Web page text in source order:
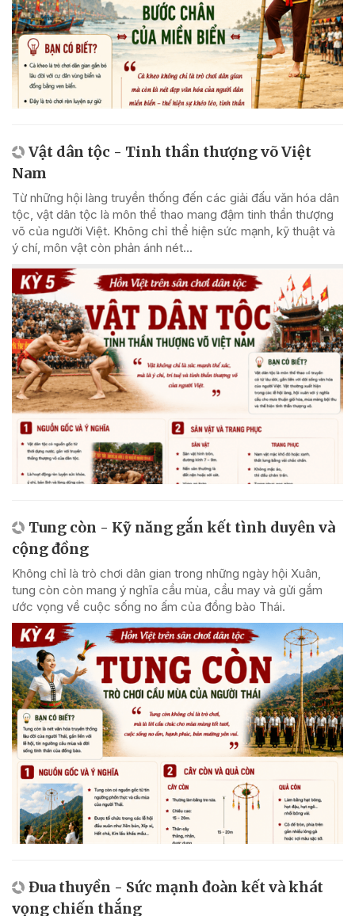
Vật dân tộc - Tinh thần thượng võ Việt
Nam
Từ những hội làng truyền thống đến các giải đấu văn hóa dân
tộc, vật dân tộc là môn thể thao mang đậm tinh thần thượng
võ của người Việt. Không chỉ thể hiện sức mạnh, kỹ thuật và
ý chí, môn vật còn phản ánh nét...
Tung còn - Kỹ năng gắn kết tình duyên và
cộng đồng
Không chỉ là trò chơi dân gian trong những ngày hội Xuân,
tung còn còn mang ý nghĩa cầu mùa, cầu may và gửi gắm
ước vọng về cuộc sống no ấm của đồng bào Thái.
Đua thuyền - Sức mạnh đoàn kết và khát
vọng chiến thắng